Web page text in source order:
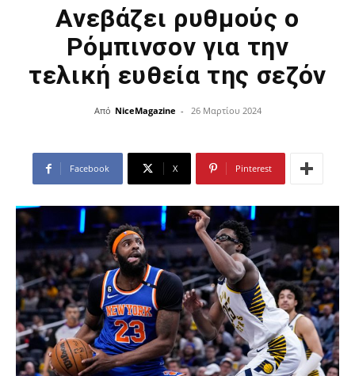
Ανεβάζει ρυθμούς ο
Ρόμπινσον για την
τελική ευθεία της σεζόν
Από NiceMagazine - 26 Μαρτίου 2024
Facebook X Pinterest